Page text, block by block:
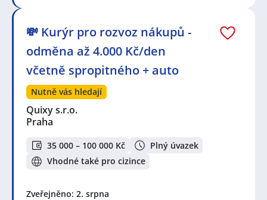
💸 Kurýr pro rozvoz nákupů -
odměna až 4.000 Kč/den
včetně spropitného + auto
Nutně vás hledají
Quixy s.r.o.
Praha
35 000 – 100 000 Kč
Plný úvazek
Vhodné také pro cizince
Zveřejněno: 2. srpna